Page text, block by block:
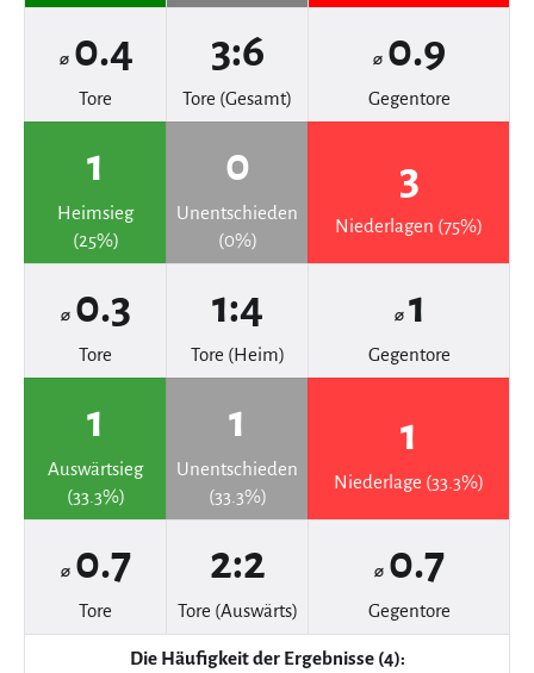
⌀ 0.4
Tore
3:6
Tore (Gesamt)
⌀ 0.9
Gegentore
1
Heimsieg
(25%)
0
Unentschieden
(0%)
3
Niederlagen (75%)
⌀ 0.3
Tore
1:4
Tore (Heim)
⌀ 1
Gegentore
1
Auswärtsieg
(33.3%)
1
Unentschieden
(33.3%)
1
Niederlage (33.3%)
⌀ 0.7
Tore
2:2
Tore (Auswärts)
⌀ 0.7
Gegentore
Die Häufigkeit der Ergebnisse (4):